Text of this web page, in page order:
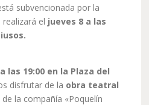
subvencionada por la
realizará el jueves 8 a las
las 19:00 en la Plaza del
disfrutar de la obra teatral
la compañía «Poquelín